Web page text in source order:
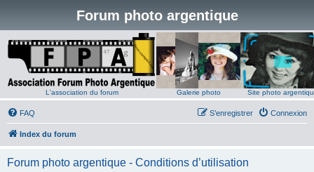
Forum photo argentique
L'association du forum Galerie photo Site photo
FAQ Connexion
S’enregistrer
Index du forum
Forum photo argentique - Conditions d’utilisation